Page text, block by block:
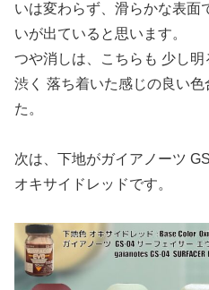
いは変わらず、滑らかな表面
いが出ていると思います。
つや消しは、こちらも 少し
渋く 落ち着いた感じの良い
た。
次は、下地がガイアノーツ
オキサイドレッドです。